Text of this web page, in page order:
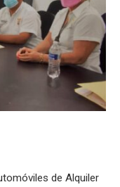
de Alquiler